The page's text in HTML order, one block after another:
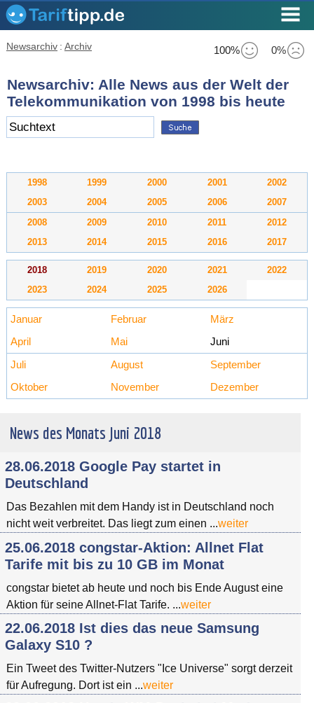
100% 0%
Newsarchiv : Archiv
Newsarchiv: Alle News aus der Welt der
Telekommunikation von 1998 bis heute
1998 1999 2000 2001
2002
2003
2004 2005 2006 2007
2008 2009 2010 2011
2012
2013
2014 2015 2016 2017
2018 2019 2020 2021
2022
2023
2024 2025 2026
Januar Februar
März
April
Mai
Juni
Juli
August
September
Oktober
November Dezember
News des Monats Juni 2018
28.06.2018 Google Pay startet in
Deutschland
Das Bezahlen mit dem Handy ist in Deutschland noch
nicht weit verbreitet. Das liegt zum einen ...weiter
25.06.2018 congstar-Aktion: Allnet Flat
Tarife mit bis zu 10 GB im Monat
congstar bietet ab heute und noch bis Ende August eine
Aktion für seine Allnet-Flat Tarife. ...weiter
22.06.2018 Ist dies das neue Samsung
Galaxy S10 ?
Ein Tweet des Twitter-Nutzers "Ice Universe" sorgt derzeit
für Aufregung. Dort ist ein ...weiter